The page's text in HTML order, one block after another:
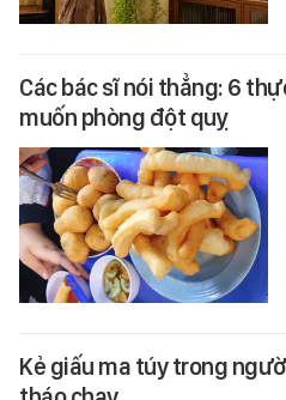
Các bác sĩ nói thẳng: 6
muốn phòng đột quỵ
Kẻ giấu ma túy trong